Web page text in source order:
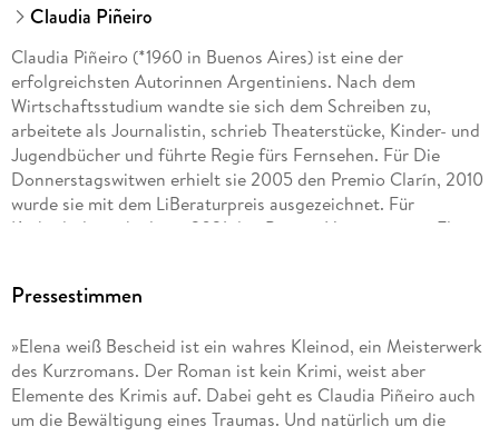
Claudia Piñeiro
Claudia Piñeiro (*1960 in Buenos Aires) ist eine der
erfolgreichsten Autorinnen Argentiniens. Nach dem
Wirtschaftsstudium wandte sie sich dem Schreiben zu,
arbeitete als Journalistin, schrieb Theaterstücke, Kinder- und
Jugendbücher und führte Regie fürs Fernsehen. Für Die
Donnerstagswitwen erhielt sie 2005 den Premio Clarín, 2010
wurde sie mit dem LiBeraturpreis ausgezeichnet. Für
Kathedralen erhielt sie 2021 den Premio Hammett, mit Elena
Pressestimmen
»Elena weiß Bescheid ist ein wahres Kleinod, ein Meisterwerk
des Kurzromans. Der Roman ist kein Krimi, weist aber
Elemente des Krimis auf. Dabei geht es Claudia Piñeiro auch
um die Bewältigung eines Traumas. Und natürlich um die